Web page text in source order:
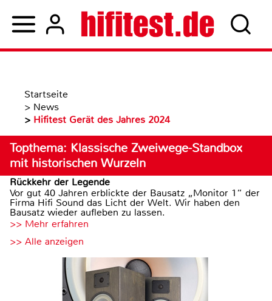
Startseite
> News
> Hifitest Gerät des Jahres 2024
Topthema: Klassische Zweiwege-Standbox
mit historischen Wurzeln
Rückkehr der Legende
Vor gut 40 Jahren erblickte der Bausatz „Monitor 1“ der
Firma Hifi Sound das Licht der Welt. Wir haben den
Bausatz wieder aufleben zu lassen.
>> Mehr erfahren
>> Alle anzeigen